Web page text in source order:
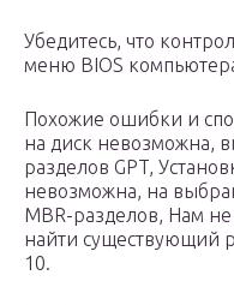
Убедитесь, что
меню BIOS
Похожие ошибки и
на диск невозможна,
разделов GPT,
невозможна, на
MBR-разделов, Нам
найти существующий
10.